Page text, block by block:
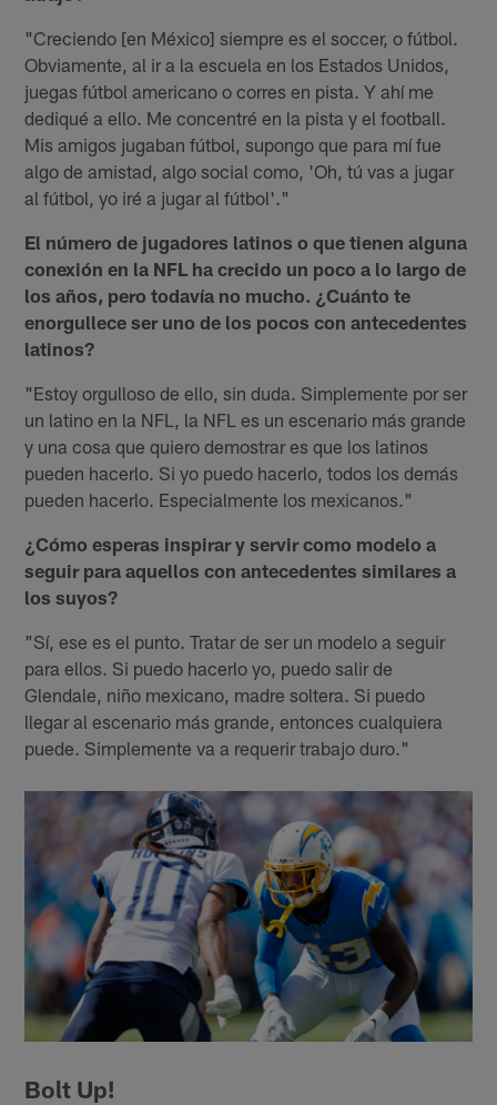
"Creciendo [en México] siempre es el soccer, ​​o fútbol.
Obviamente, al ir a la escuela en los Estados Unidos,
juegas fútbol americano o corres en pista. Y ahí me
dediqué a ello. Me concentré en la pista y el football.
Mis amigos jugaban fútbol, ​​supongo que para mí fue
algo de amistad, algo social como, 'Oh, tú vas a jugar
al fútbol, ​​yo iré a jugar al fútbol'."
El número de jugadores latinos o que tienen alguna
conexión en la NFL ha crecido un poco a lo largo de
los años, pero todavía no mucho. ¿Cuánto te
enorgullece ser uno de los pocos con antecedentes
latinos?
"Estoy orgulloso de ello, sin duda. Simplemente por ser
un latino en la NFL, la NFL es un escenario más grande
y una cosa que quiero demostrar es que los latinos
pueden hacerlo. Si yo puedo hacerlo, todos los demás
pueden hacerlo. Especialmente los mexicanos."
¿Cómo esperas inspirar y servir como modelo a
seguir para aquellos con antecedentes similares a
los suyos?
"Sí, ese es el punto. Tratar de ser un modelo a seguir
para ellos. Si puedo hacerlo yo, puedo salir de
Glendale, niño mexicano, madre soltera. Si puedo
llegar al escenario más grande, entonces cualquiera
puede. Simplemente va a requerir trabajo duro."
Bolt Up!